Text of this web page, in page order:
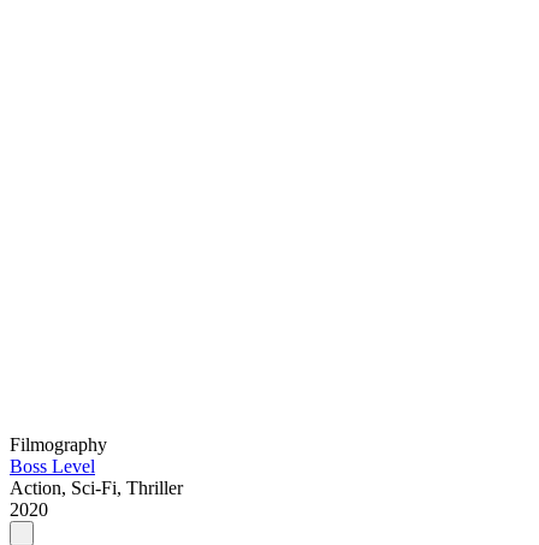
Filmography
Boss Level
Action, Sci-Fi, Thriller
2020